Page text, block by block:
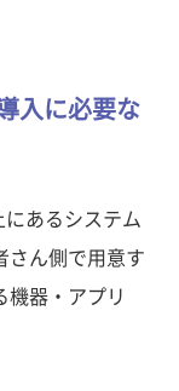
入に必要な
にあるシステム
さん側で用意す
機器・アプリ